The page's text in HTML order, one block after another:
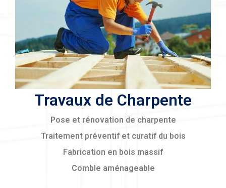
Travaux de Charpente
Pose et rénovation de charpente
Traitement préventif et curatif du bois
Fabrication en bois massif
Comble aménageable